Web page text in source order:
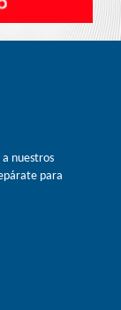
nuestros
para